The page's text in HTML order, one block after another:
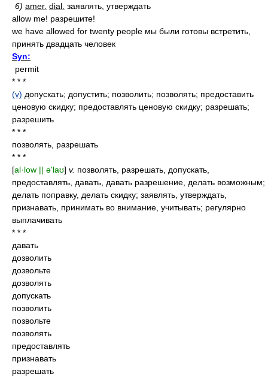
6) amer. dial. заявлять, утверждать
allow me! разрешите!
we have allowed for twenty people мы были готовы встретить,
принять двадцать человек
Syn:
permit
* * *
(v) допускать; допустить; позволить; позволять; предоставить
ценовую скидку; предоставлять ценовую скидку; разрешать;
разрешить
* * *
позволять, разрешать
* * *
[al·low || ə'laʊ] v. позволять, разрешать, допускать,
предоставлять, давать, давать разрешение, делать возможным;
делать поправку, делать скидку; заявлять, утверждать,
признавать, принимать во внимание, учитывать; регулярно
выплачивать
* * *
давать
дозволить
дозвольте
дозволять
допускать
позволить
позвольте
позволять
предоставлять
признавать
разрешать